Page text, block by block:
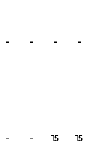
- - - -
- - 15 15